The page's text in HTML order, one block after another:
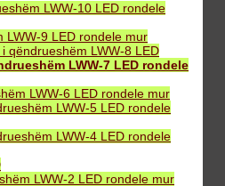
LWW-10 LED rondele
LWW-9 LED rondele mur
qëndrueshëm LWW-8 LED
LWW-7 LED rondele
LWW-6 LED rondele mur
LWW-5 LED rondele
LWW-4 LED rondele
LWW-2 LED rondele mur